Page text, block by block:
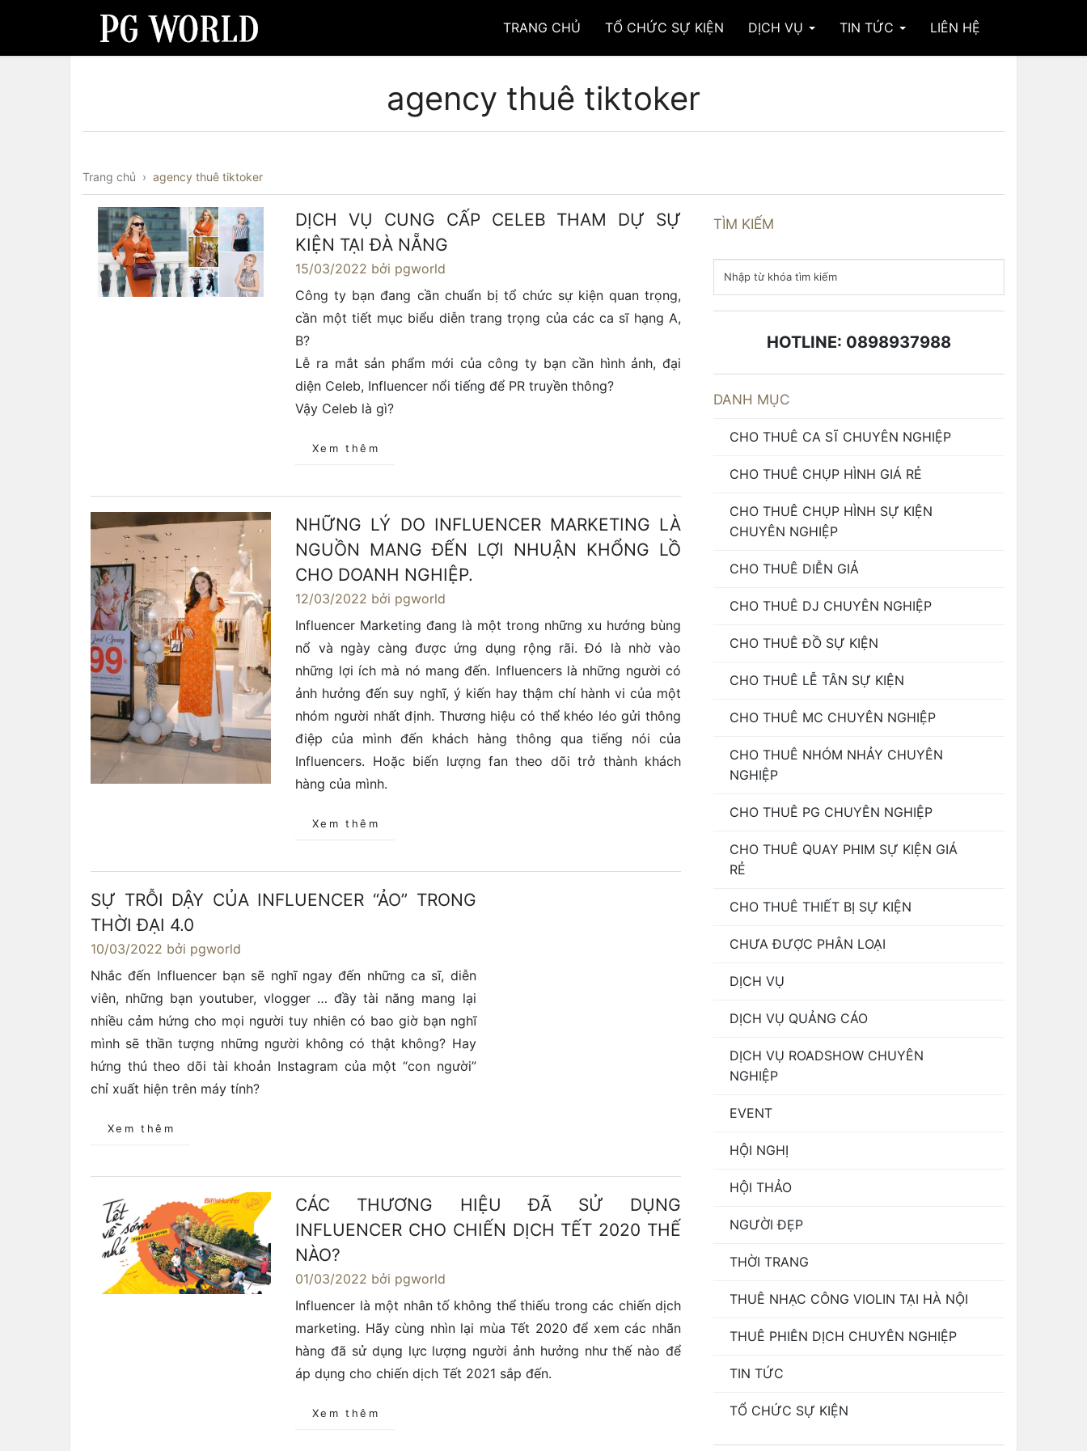
TRANG CHỦ TỔ CHỨC SỰ KIỆN DỊCH VỤ TIN TỨC LIÊN HỆ
agency thuê tiktoker
Trang chủ › agency thuê tiktoker
DỊCH VỤ CUNG CẤP CELEB THAM DỰ SỰ
KIỆN TẠI ĐÀ NẴNG
15/03/2022 bởi pgworld
Công ty bạn đang cần chuẩn bị tổ chức sự kiện quan trọng,
cần một tiết mục biểu diễn trang trọng của các ca sĩ hạng A,
B?
Lễ ra mắt sản phẩm mới của công ty bạn cần hình ảnh, đại
diện Celeb, Influencer nổi tiếng để PR truyền thông?
Vậy Celeb là gì?
Xem thêm
NHỮNG LÝ DO INFLUENCER MARKETING LÀ
NGUỒN MANG ĐẾN LỢI NHUẬN KHỔNG LỒ
CHO DOANH NGHIỆP.
12/03/2022 bởi pgworld
Influencer Marketing đang là một trong những xu hướng bùng
nổ và ngày càng được ứng dụng rộng rãi. Đó là nhờ vào
những lợi ích mà nó mang đến. Influencers là những người có
ảnh hưởng đến suy nghĩ, ý kiến hay thậm chí hành vi của một
nhóm người nhất định. Thương hiệu có thể khéo léo gửi thông
điệp của mình đến khách hàng thông qua tiếng nói của
Influencers. Hoặc biến lượng fan theo dõi trở thành khách
hàng của mình.
Xem thêm
SỰ TRỖI DẬY CỦA INFLUENCER “ẢO” TRONG
THỜI ĐẠI 4.0
10/03/2022 bởi pgworld
Nhắc đến Influencer bạn sẽ nghĩ ngay đến những ca sĩ, diễn
viên, những bạn youtuber, vlogger … đầy tài năng mang lại
nhiều cảm hứng cho mọi người tuy nhiên có bao giờ bạn nghĩ
mình sẽ thần tượng những người không có thật không? Hay
hứng thú theo dõi tài khoản Instagram của một “con người”
chỉ xuất hiện trên máy tính?
Xem thêm
CÁC THƯƠNG HIỆU ĐÃ SỬ DỤNG
INFLUENCER CHO CHIẾN DỊCH TẾT 2020 THẾ
NÀO?
01/03/2022 bởi pgworld
Influencer là một nhân tố không thể thiếu trong các chiến dịch
marketing. Hãy cùng nhìn lại mùa Tết 2020 để xem các nhãn
hàng đã sử dụng lực lượng người ảnh hưởng như thế nào để
áp dụng cho chiến dịch Tết 2021 sắp đến.
Xem thêm
TÌM KIẾM
HOTLINE: 0898937988
DANH MỤC
CHO THUÊ CA SĨ CHUYÊN NGHIỆP
CHO THUÊ CHỤP HÌNH GIÁ RẺ
CHO THUÊ CHỤP HÌNH SỰ KIỆN
CHUYÊN NGHIỆP
CHO THUÊ DIỄN GIẢ
CHO THUÊ DJ CHUYÊN NGHIỆP
CHO THUÊ ĐỒ SỰ KIỆN
CHO THUÊ LỄ TÂN SỰ KIỆN
CHO THUÊ MC CHUYÊN NGHIỆP
CHO THUÊ NHÓM NHẢY CHUYÊN
NGHIỆP
CHO THUÊ PG CHUYÊN NGHIỆP
CHO THUÊ QUAY PHIM SỰ KIỆN GIÁ
RẺ
CHO THUÊ THIẾT BỊ SỰ KIỆN
CHƯA ĐƯỢC PHÂN LOẠI
DỊCH VỤ
DỊCH VỤ QUẢNG CÁO
DỊCH VỤ ROADSHOW CHUYÊN
NGHIỆP
EVENT
HỘI NGHỊ
HỘI THẢO
NGƯỜI ĐẸP
THỜI TRANG
THUÊ NHẠC CÔNG VIOLIN TẠI HÀ NỘI
THUÊ PHIÊN DỊCH CHUYÊN NGHIỆP
TIN TỨC
TỔ CHỨC SỰ KIỆN